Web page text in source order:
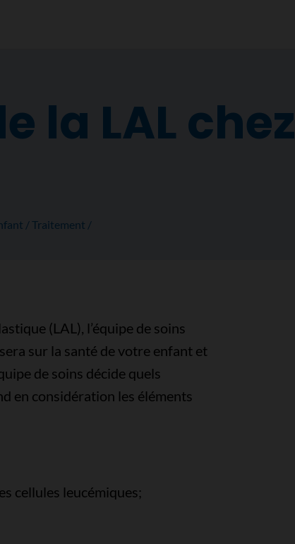
la LAL chez
Traitement
(LAL), l’équipe de soins
sur la santé de votre enfant et
de soins décide quels
en considération les éléments
cellules leucémiques;